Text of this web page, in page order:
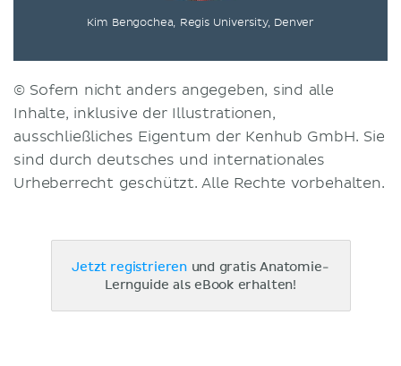
Kim Bengochea, Regis University, Denver
© Sofern nicht anders angegeben, sind alle
Inhalte, inklusive der Illustrationen,
ausschließliches Eigentum der Kenhub GmbH. Sie
sind durch deutsches und internationales
Urheberrecht geschützt. Alle Rechte vorbehalten.
Jetzt registrieren und gratis Anatomie-
Lernguide als eBook erhalten!